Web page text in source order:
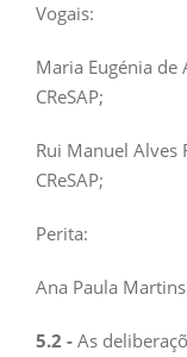
Vogais:
Maria Eugénia de
CReSAP;
Rui Manuel Alves
CReSAP;
Perita:
Ana Paula
5.2 - As